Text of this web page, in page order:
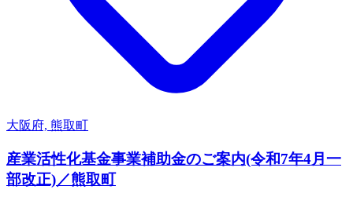
大阪府, 熊取町
産業活性化基金事業補助金のご案内(令和7年4月一
部改正)／熊取町